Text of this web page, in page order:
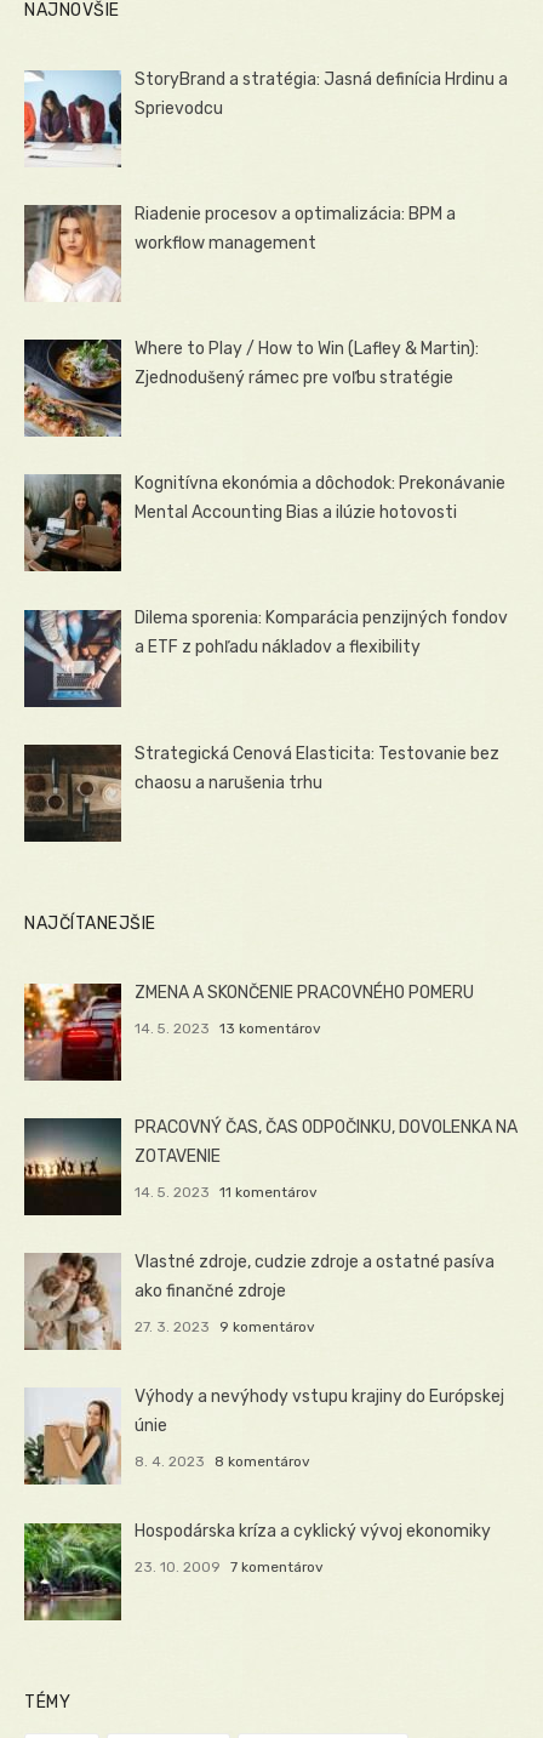
NAJNOVŠIE
StoryBrand a stratégia: Jasná definícia Hrdinu a
Sprievodcu
Riadenie procesov a optimalizácia: BPM a
workflow management
Where to Play / How to Win (Lafley & Martin):
Zjednodušený rámec pre voľbu stratégie
Kognitívna ekonómia a dôchodok: Prekonávanie
Mental Accounting Bias a ilúzie hotovosti
Dilema sporenia: Komparácia penzijných fondov
a ETF z pohľadu nákladov a flexibility
Strategická Cenová Elasticita: Testovanie bez
chaosu a narušenia trhu
NAJČÍTANEJŠIE
ZMENA A SKONČENIE PRACOVNÉHO POMERU
14. 5. 2023 13 komentárov
PRACOVNÝ ČAS, ČAS ODPOČINKU, DOVOLENKA NA
ZOTAVENIE
14. 5. 2023 11 komentárov
Vlastné zdroje, cudzie zdroje a ostatné pasíva
ako finančné zdroje
27. 3. 2023 9 komentárov
Výhody a nevýhody vstupu krajiny do Európskej
únie
8. 4. 2023 8 komentárov
Hospodárska kríza a cyklický vývoj ekonomiky
23. 10. 2009 7 komentárov
TÉMY